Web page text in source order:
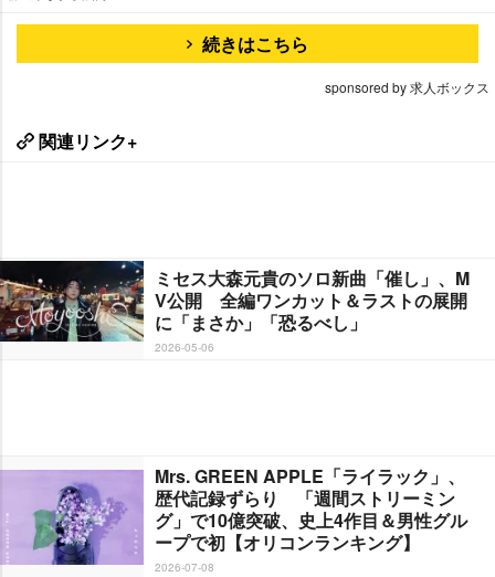
続きはこちら
sponsored by 求人ボックス
関連リンク+
ミセス大森元貴のソロ新曲「催し」、M
V公開 全編ワンカット＆ラストの展開
に「まさか」「恐るべし」
2026-05-06
Mrs. GREEN APPLE「ライラック」、
歴代記録ずらり 「週間ストリーミン
グ」で10億突破、史上4作目＆男性グル
ープで初【オリコンランキング】
2026-07-08